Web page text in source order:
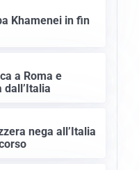
Khamenei in fin
a Roma e
nega all’Italia